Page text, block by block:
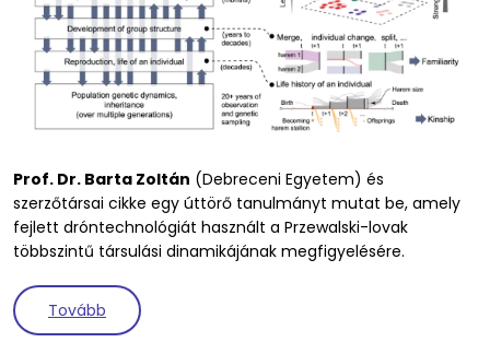
Prof. Dr. Barta Zoltán (Debreceni Egyetem) és
szerzőtársai cikke egy úttörő tanulmányt mutat be, amely
fejlett dróntechnológiát használt a Przewalski-lovak
többszintű társulási dinamikájának megfigyelésére.
Tovább (A Przewalski lovaknál megfigyelt kollektív